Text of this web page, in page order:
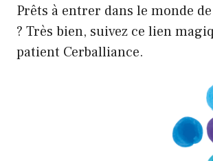
Prêts à entrer dans le monde
? Très bien, suivez ce lien
patient Cerballiance.